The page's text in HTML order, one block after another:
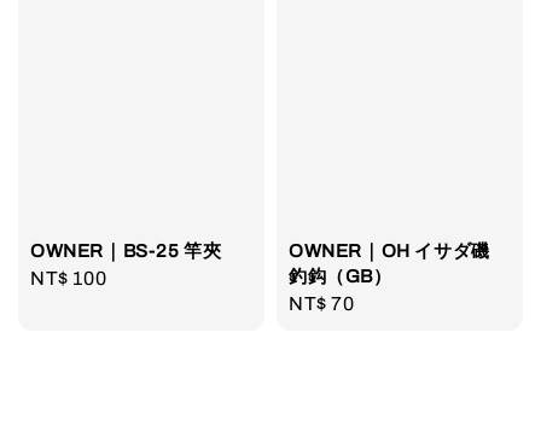
OWNER｜BS-25 竿夾
Regular
NT$ 100
OWNER｜OH イサダ磯
釣鈎（GB）
Regular
NT$ 70